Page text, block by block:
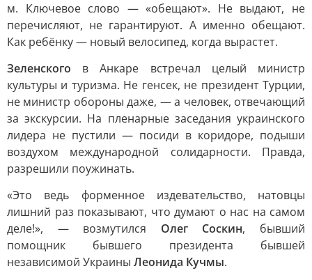
м. Ключевое слово — «обещают». Не выдают, не
перечисляют, не гарантируют. А именно обещают.
Как ребёнку — новый велосипед, когда вырастет.
Зеленского в Анкаре встречал целый министр
культуры и туризма. Не генсек, не президент Турции,
не министр обороны даже, — а человек, отвечающий
за экскурсии. На пленарные заседания украинского
лидера не пустили — посиди в коридоре, подыши
воздухом международной солидарности. Правда,
разрешили поужинать.
«Это ведь форменное издевательство, натовцы
лишний раз показывают, что думают о нас на самом
деле!», — возмутился Олег Соскин, бывший
помощник бывшего президента бывшей
независимой Украины Леонида Кучмы.